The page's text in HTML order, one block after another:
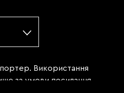
Використання
за умови посилання